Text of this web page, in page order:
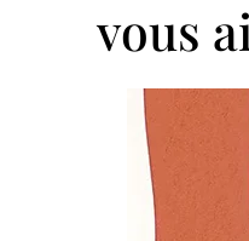
vous